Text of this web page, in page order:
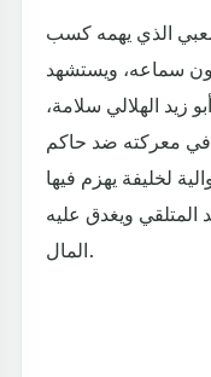
الذي يهمه كسب
سماعه، ويستشهد
زيد الهلالي سلامة،
في معركته ضد حاكم
لخليفة يهزم فيها
المتلقي ويغدق عليه
المال.